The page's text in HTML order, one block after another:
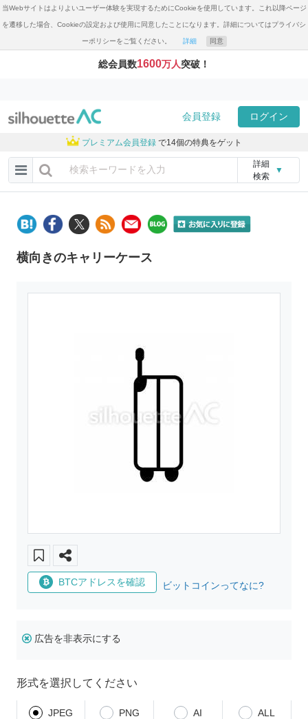
当Webサイトはよりよいユーザー体験を実現するためにCookieを使用しています。これ以降ページ
を遷移した場合、Cookieの設定および使用に同意したことになります。詳細についてはプライバシ
ーポリシーをご覧ください。 詳細 同意
総会員数1600万人突破！
会員登録 ログイン
プレミアム会員登録 で14個の特典をゲット
詳細
検索
▼
横向きのキャリーケース
BTCアドレスを確認 ビットコインってなに?
広告を非表示にする
形式を選択してください
JPEG PNG AI ALL